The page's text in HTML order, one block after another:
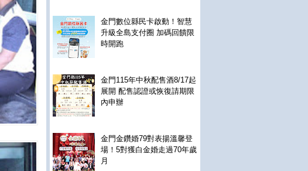
金門數位縣民卡啟動！智慧
升級全島支付圈 加碼回饋限
時開跑
金門115年中秋配售酒8/17起
展開 配售認證或恢復請期限
內申辦
金門金鑽婚79對表揚溫馨登
場！5對獲白金婚走過70年歲
月